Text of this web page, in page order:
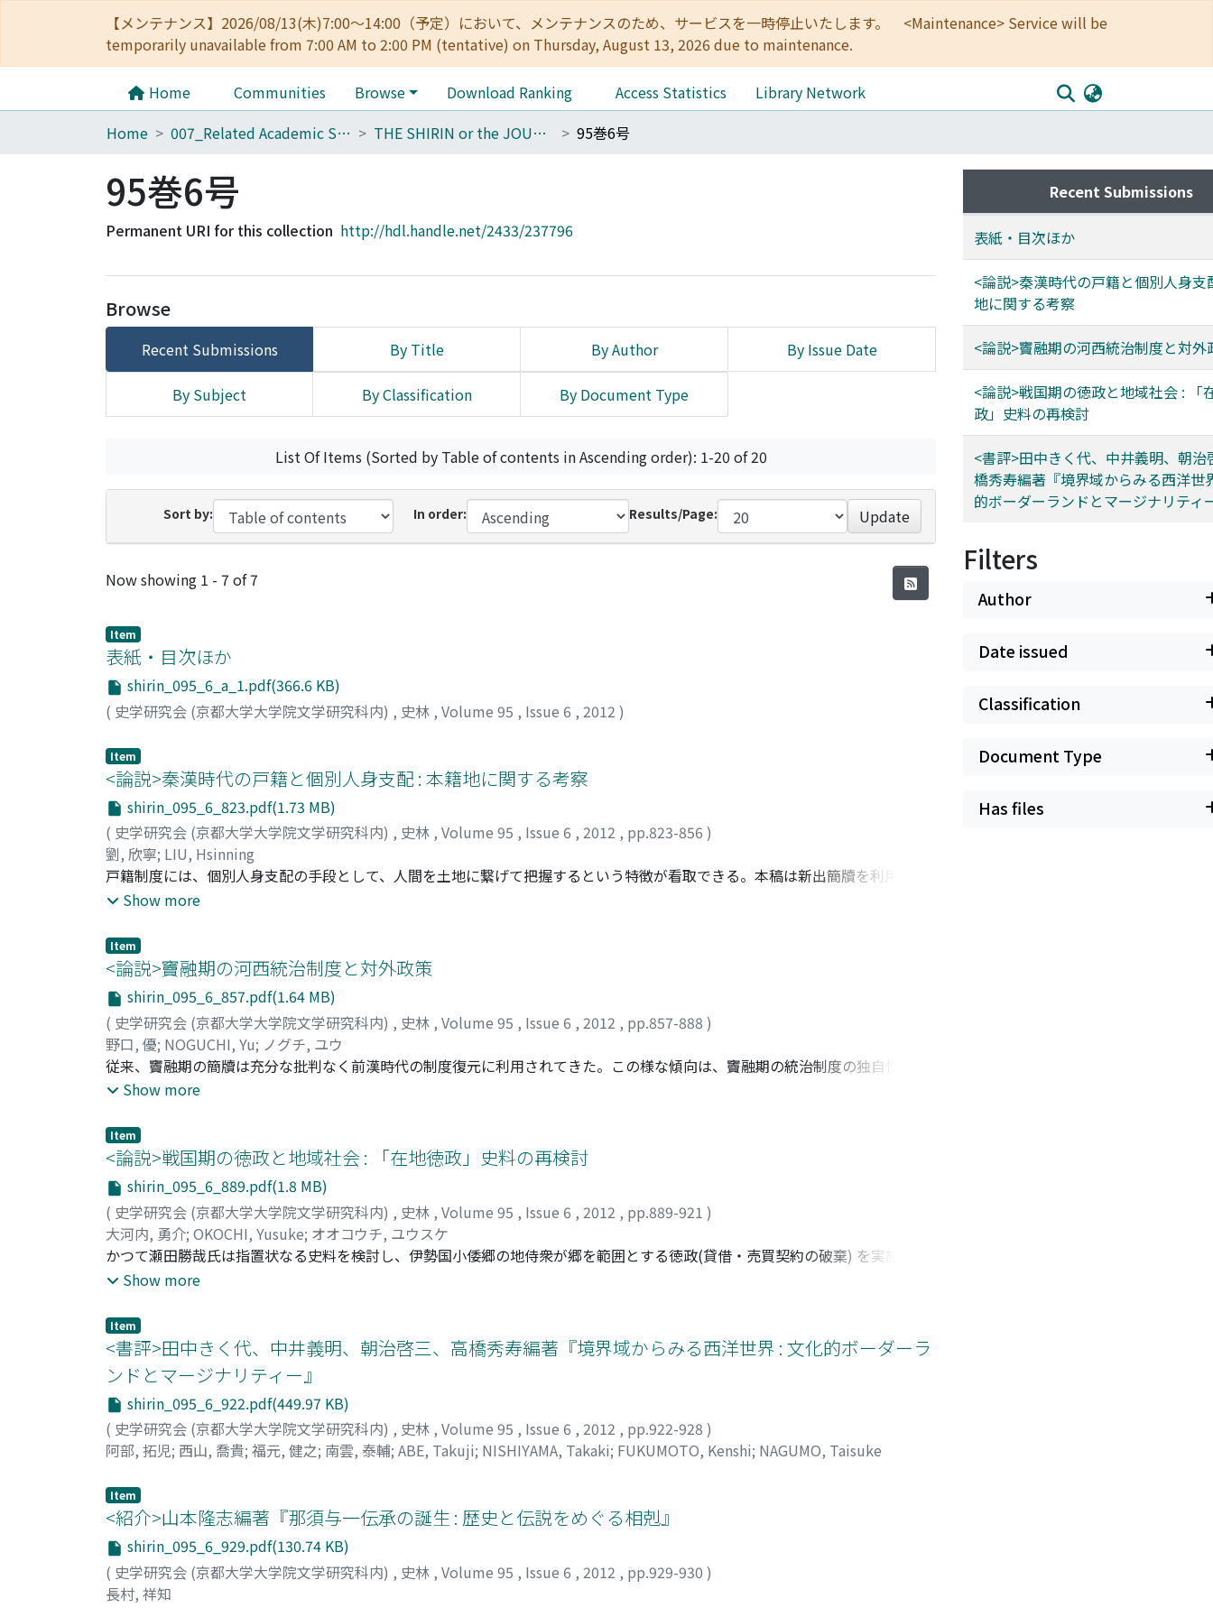
【メンテナンス】2026/08/13(木)7:00～14:00（予定）において、メンテナンスのため、サービスを一時停止いたします。 <Maintenance> Service will be
temporarily unavailable from 7:00 AM to 2:00 PM (tentative) on Thursday, August 13, 2026 due to maintenance.
Home Communities Browse Download Ranking Access Statistics
Library Network
Home
007_Related Academic Societies THE SHIRIN or the JOURNAL OF HISTORY 95巻6号
95巻6号
Permanent URI for this collection http://hdl.handle.net/2433/237796
Browse
Recent Submissions By Title By Author By Issue Date
By Subject By Classification By Document Type
List Of Items (Sorted by Table of contents in Ascending order): 1-20 of 20
Sort by: In order: Results/Page: Update
Recent Submissions
Now showing 1 - 7 of 7
Item
表紙・目次ほか
shirin_095_6_a_1.pdf(366.6 KB)
( 史学研究会 (京都大学大学院文学研究科内) , 史林 , Volume 95 , Issue 6 , 2012 )
Item
<論説>秦漢時代の戸籍と個別人身支配 : 本籍地に関する考察
shirin_095_6_823.pdf(1.73 MB)
( 史学研究会 (京都大学大学院文学研究科内) , 史林 , Volume 95 , Issue 6 , 2012 , pp.823-856 )
劉, 欣寧; LIU, Hsinning
戸籍制度には、個別人身支配の手段として、人間を土地に繋げて把握するという特徴が看取できる。本稿は新出簡牘を利用して
本籍地について考察を行い、秦漢時代の支配形態の一端を論述した。まず、本籍地が身元表記とされていた理由は、本籍地に保
本籍地さえ解れば、文書一通でかれの履歴を獲得することができたからである。さらに、伝の申請手続きに示されるように、個
人情報を保管するのは主として本籍のある郷であったが、県もそれを検校することができた。一方里は文書と無関係にあり、別
の手段で民を把握していた。最後に、刑徒の身元表記から考察した結果、刑徒には本籍地がなかったことが解った。戸籍は里に
居住する人々を対象に編成されたものであり、刑徒は里から追い出されたため、戸籍からも消し去る必要があったからである。
Show more
Item
<論説>竇融期の河西統治制度と対外政策
shirin_095_6_857.pdf(1.64 MB)
( 史学研究会 (京都大学大学院文学研究科内) , 史林 , Volume 95 , Issue 6 , 2012 , pp.857-888 )
野口, 優; NOGUCHI, Yu; ノグチ, ユウ
従来、竇融期の簡牘は充分な批判なく前漢時代の制度復元に利用されてきた。この様な傾向は、竇融期の統治制度の独自性の有
無が充分に研究されていないことに由来する。本稿は、第一章で竇融政権の成立状況・河西の社会状勢を、第二章で竇融政権の
わたる考証を通じて、竇融期特有の社会状勢及び竇融政権が軍事・人事に関して大将軍府への集権化に成功したが、特定の行政
事務に関しては太守府の仲介・補助を必要とする歪な権力構造であったこと、そして制度的・構造的には一貫して大将軍府が河
西統治の実権を掌握していたことを論証する。最終的に、竇融期の河西統治制度と前漢時代の制度の差異を確認し、竇融期の簡
牘の使用法に関する問題を提起する。
Show more
Item
<論説>戦国期の徳政と地域社会 : 「在地徳政」史料の再検討
shirin_095_6_889.pdf(1.8 MB)
( 史学研究会 (京都大学大学院文学研究科内) , 史林 , Volume 95 , Issue 6 , 2012 , pp.889-921 )
大河内, 勇介; OKOCHI, Yusuke; オオコウチ, ユウスケ
かつて瀬田勝哉氏は指置状なる史料を検討し、伊勢国小倭郷の地侍衆が郷を範囲とする徳政(貸借・売買契約の破棄) を実施して
いたと見て、「在地徳政」論を提唱した。しかし現在、指置状から何を読み取れるかで見解が割れている状況にある。そこで本
結果、指置状の本質は、「在地徳政」ではなく、徳政に対応して地域の経済・宗教秩序の混乱を抑えようとした点にあると判明
した。戦国期の南伊勢では上位権力たる北畠氏の徳政令を中心に徳政の脅威が広まっており、徳政を警戒した蔵本や成願寺が小
罪郷の地侍衆に指置状を求めたが、かかる指置状の発給には蔵本の融通や成願寺の宗教行事を維持する意味合いがあったのであ
る。今後、他の「在地徳政」を再検討しつつ、徳政に対応する慣行を発掘し、戦国期徳政研究を深化させるべきだろう。
Show more
Item
<書評>田中きく代、中井義明、朝治啓三、高橋秀寿編著『境界域からみる西洋世界 : 文化的ボーダーラ
ンドとマージナリティー』
shirin_095_6_922.pdf(449.97 KB)
( 史学研究会 (京都大学大学院文学研究科内) , 史林 , Volume 95 , Issue 6 , 2012 , pp.922-928 )
阿部, 拓児; 西山, 喬貴; 福元, 健之; 南雲, 泰輔; ABE, Takuji; NISHIYAMA, Takaki; FUKUMOTO, Kenshi; NAGUMO, Taisuke
Item
<紹介>山本隆志編著『那須与一伝承の誕生 : 歴史と伝説をめぐる相剋』
shirin_095_6_929.pdf(130.74 KB)
( 史学研究会 (京都大学大学院文学研究科内) , 史林 , Volume 95 , Issue 6 , 2012 , pp.929-930 )
長村, 祥知
Recent Submissions
表紙・目次ほか
<論説>秦漢時代の戸籍と個別人身支
地に関する考察
<論説>竇融期の河西統治制度と対外
<論説>戦国期の徳政と地域社会 : 「
政」史料の再検討
<書評>田中きく代、中井義明、朝治
橋秀寿編著『境界域からみる西洋世
的ボーダーランドとマージナリティ
Filters
Author
Date issued
Classification
Document Type
Has files